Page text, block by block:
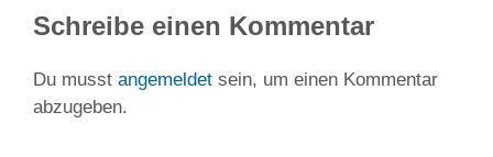
Schreibe einen Kommentar
Du musst angemeldet sein, um einen Kommentar
abzugeben.